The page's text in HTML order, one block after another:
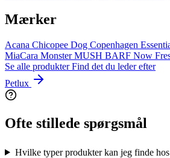
Mærker
Acana Chicopee Dog Copenhagen
MiaCara MonsterMUSH BARF Now
Se alle produkterFind det du leder efter
Petlux
Ofte stillede spørgsmål
Hvilke typer produkter kan jeg finde